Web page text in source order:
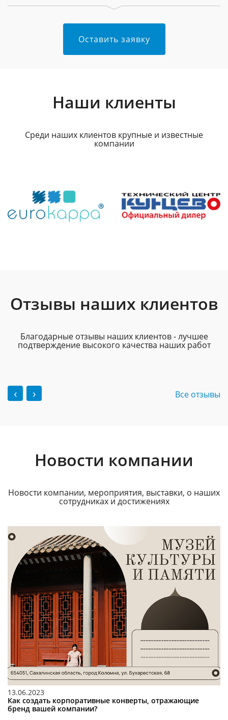
Оставить заявку
Наши клиенты
Среди наших клиентов крупные и известные
компании
Отзывы наших клиентов
Благодарные отзывы наших клиентов - лучшее
подтверждение высокого качества наших работ
‹ › Все отзывы
Новости компании
Новости компании, мероприятия, выставки, о наших
сотрудниках и достижениях
13.06.2023
Как создать корпоративные конверты, отражающие
бренд вашей компании?